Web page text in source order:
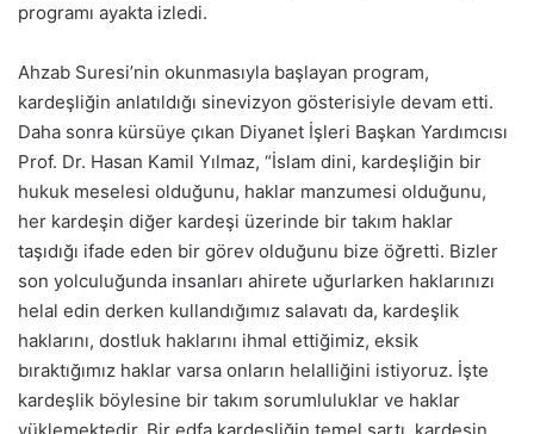
programı ayakta izledi.
Ahzab Suresi’nin okunmasıyla başlayan program,
kardeşliğin anlatıldığı sinevizyon gösterisiyle devam etti.
Daha sonra kürsüye çıkan Diyanet İşleri Başkan Yardımcısı
Prof. Dr. Hasan Kamil Yılmaz, “İslam dini, kardeşliğin bir
hukuk meselesi olduğunu, haklar manzumesi olduğunu,
her kardeşin diğer kardeşi üzerinde bir takım haklar
taşıdığı ifade eden bir görev olduğunu bize öğretti. Bizler
son yolculuğunda insanları ahirete uğurlarken haklarınızı
helal edin derken kullandığımız salavatı da, kardeşlik
haklarını, dostluk haklarını ihmal ettiğimiz, eksik
bıraktığımız haklar varsa onların helalliğini istiyoruz. İşte
kardeşlik böylesine bir takım sorumluluklar ve haklar